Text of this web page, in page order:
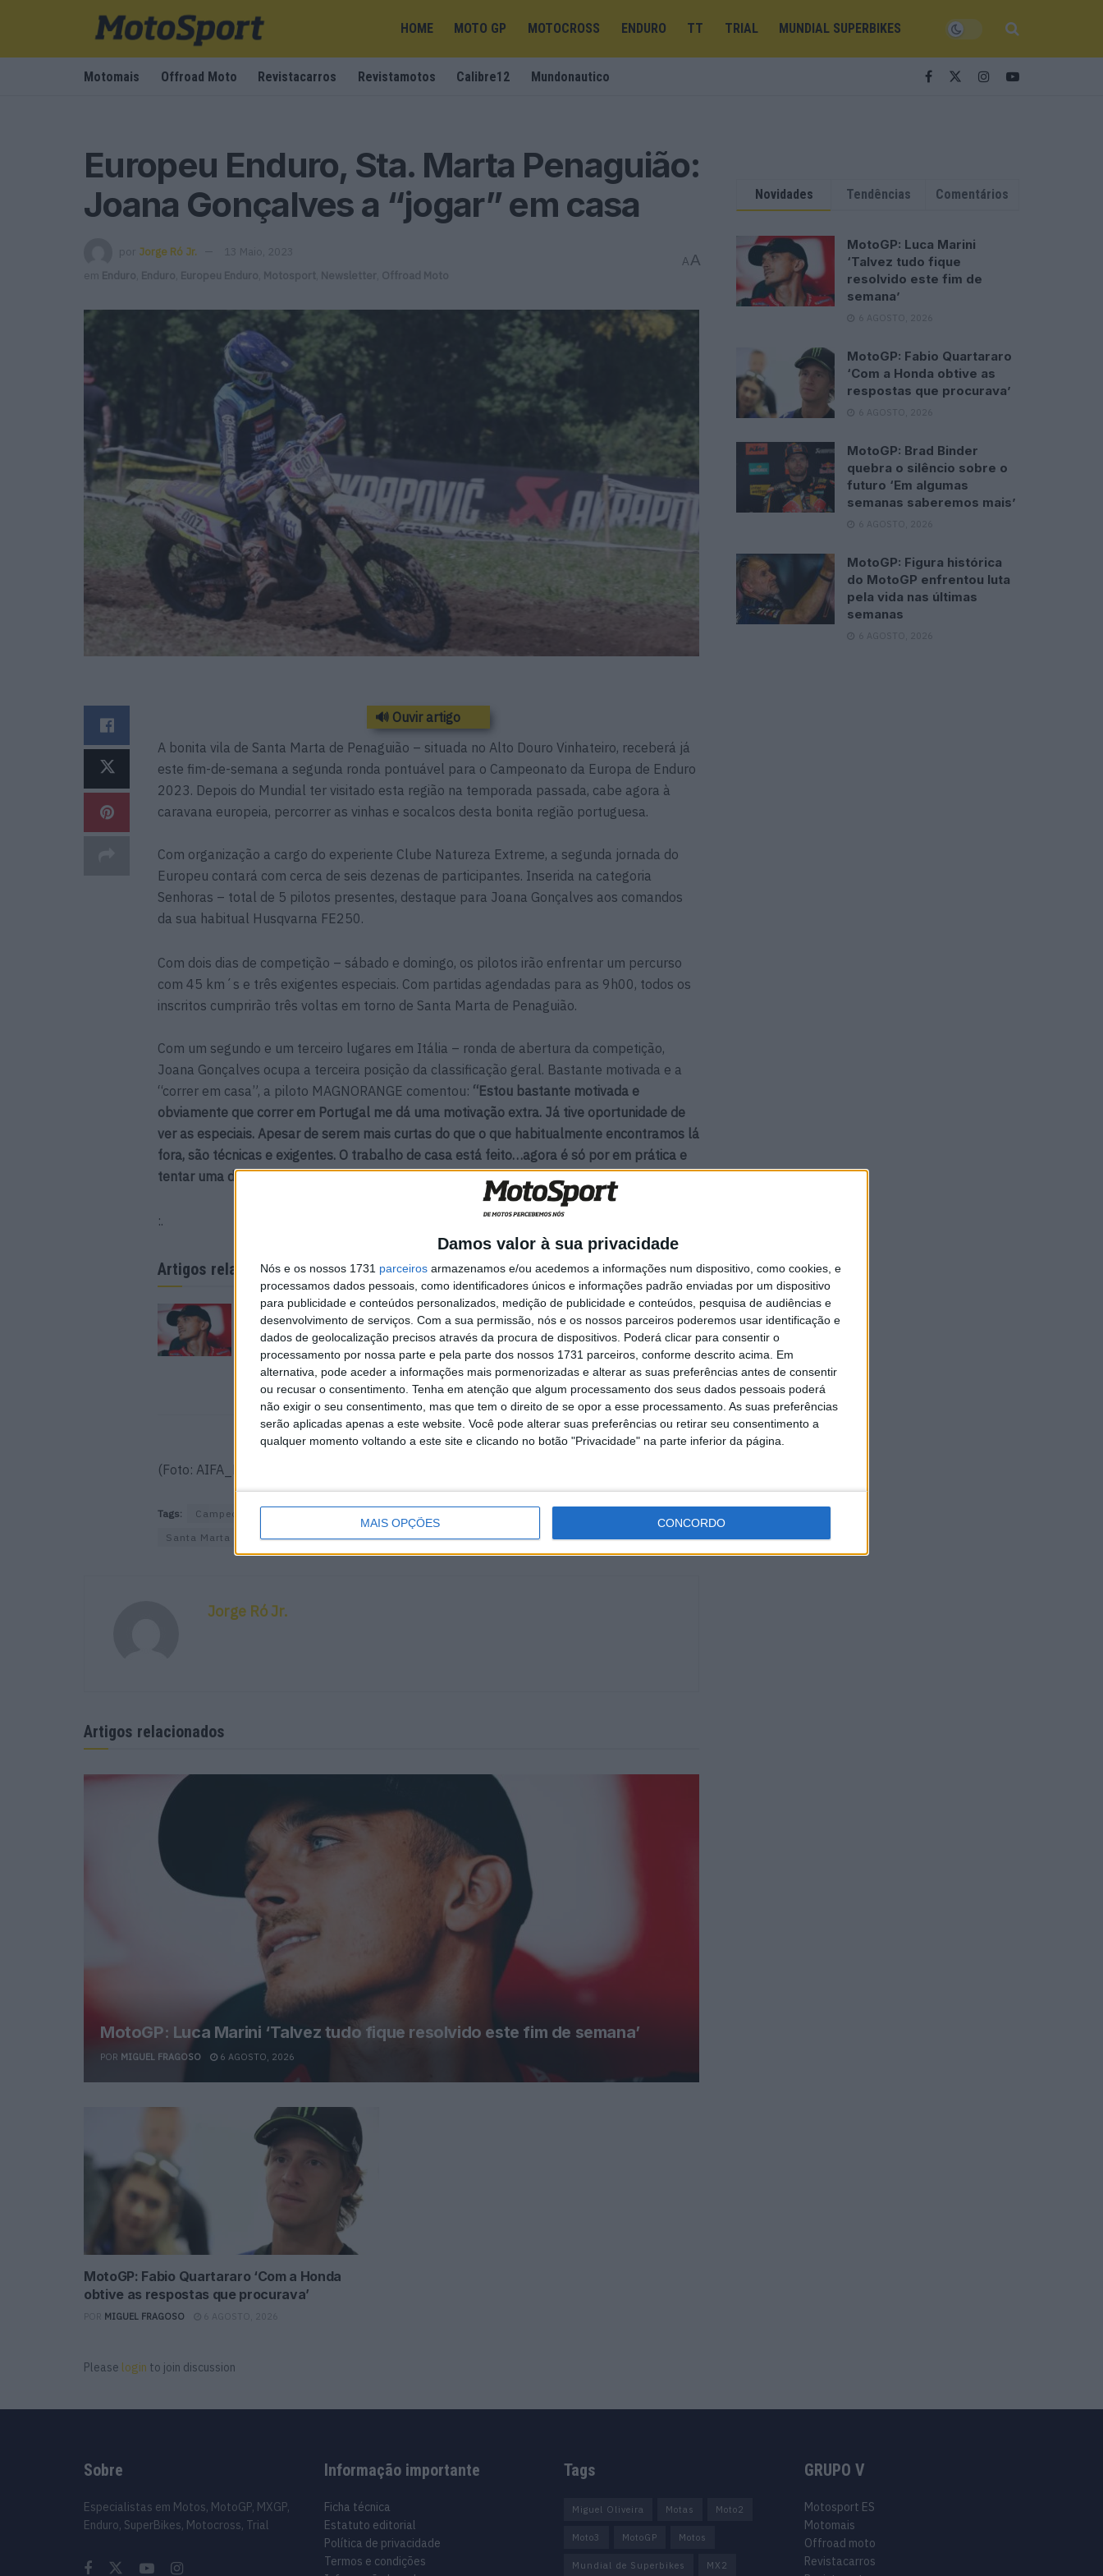
Damos valor à sua privacidade
Nós e os nossos 1731 parceiros armazenamos e/ou acedemos a informações num dispositivo, como cookies, e
processamos dados pessoais, como identificadores únicos e informações padrão enviadas por um dispositivo
para publicidade e conteúdos personalizados, medição de publicidade e conteúdos, pesquisa de audiências e
desenvolvimento de serviços. Com a sua permissão, nós e os nossos parceiros poderemos usar identificação e
dados de geolocalização precisos através da procura de dispositivos. Poderá clicar para consentir o
processamento por nossa parte e pela parte dos nossos 1731 parceiros, conforme descrito acima. Em
alternativa, pode aceder a informações mais pormenorizadas e alterar as suas preferências antes de consentir
ou recusar o consentimento. Tenha em atenção que algum processamento dos seus dados pessoais poderá
não exigir o seu consentimento, mas que tem o direito de se opor a esse processamento. As suas preferências
serão aplicadas apenas a este website. Você pode alterar suas preferências ou retirar seu consentimento a
qualquer momento voltando a este site e clicando no botão "Privacidade" na parte inferior da página.
MAIS OPÇÕES CONCORDO
HOME MOTO GP MOTOCROSS ENDURO TT TRIAL MUNDIAL SUPERBIKES
Motomais Offroad Moto Revistacarros Revistamotos Calibre12 Mundonautico
Europeu Enduro, Sta. Marta Penaguião:
Joana Gonçalves a “jogar” em casa
por Jorge Ró Jr.
13 Maio, 2023
em
Enduro Enduro Europeu Enduro Motosport Newsletter Offroad Moto
AA
🔊 Ouvir artigo
A bonita vila de Santa Marta de Penaguião – situada no Alto Douro Vinhateiro, receberá já
este fim-de-semana a segunda ronda pontuável para o Campeonato da Europa de Enduro
2023. Depois do Mundial ter visitado esta região na temporada passada, cabe agora à
caravana europeia, percorrer as vinhas e socalcos desta bonita região portuguesa.
Com organização a cargo do experiente Clube Natureza Extreme, a segunda jornada do
Europeu contará com cerca de seis dezenas de participantes. Inserida na categoria
Senhoras – total de 5 pilotos presentes, destaque para Joana Gonçalves aos comandos
da sua habitual Husqvarna FE250.
Com dois dias de competição – sábado e domingo, os pilotos irão enfrentar um percurso
com 45 km´s e três exigentes especiais. Com partidas agendadas para as 9h00, todos os
inscritos cumprirão três voltas em torno de Santa Marta de Penaguião.
Com um segundo e um terceiro lugares em Itália – ronda de abertura da competição,
Joana Gonçalves ocupa a terceira posição da classificação geral. Bastante motivada e a
“correr em casa”, a piloto MAGNORANGE comentou: “Estou bastante motivada e
obviamente que correr em Portugal me dá uma motivação extra. Já tive oportunidade de
ver as especiais. Apesar de serem mais curtas do que o que habitualmente encontramos lá
fora, são técnicas e exigentes. O trabalho de casa está feito…agora é só por em prática e
tentar uma dupla vitória em Portugal. Conto com o apoio de todos os portugueses”.
:.
Artigos relacionados
MotoGP: Luca Marini ‘Talvez
tudo fique resolvido este fim
de semana’
6 AGOSTO, 2026
MotoGP: Fabio Quartararo
‘Com a Honda obtive as
respostas que procurava’
6 AGOSTO, 2026
(Foto: AIFA_NA)
Tags: Campeonato Europeu Enduro
Santa Marta de Penaguião
senhoras
Jorge Ró Jr.
Artigos relacionados
MotoGP: Luca Marini ‘Talvez tudo fique resolvido este fim de semana’
POR MIGUEL FRAGOSO 6 AGOSTO, 2026
MotoGP: Fabio Quartararo ‘Com a Honda
obtive as respostas que procurava’
MIGUEL FRAGOSO 6 AGOSTO, 2026
Please login to join discussion
Novidades Tendências Comentários
MotoGP: Luca Marini
‘Talvez tudo fique
resolvido este fim de
semana’
6 AGOSTO, 2026
MotoGP: Fabio Quartararo
‘Com a Honda obtive as
respostas que procurava’
6 AGOSTO, 2026
MotoGP: Brad Binder
quebra o silêncio sobre o
futuro ‘Em algumas
semanas saberemos mais’
6 AGOSTO, 2026
MotoGP: Figura histórica
do MotoGP enfrentou luta
pela vida nas últimas
semanas
6 AGOSTO, 2026
Sobre
Especialistas em Motos, MotoGP, MXGP,
Enduro, SuperBikes, Motocross, Trial
Informação importante
Ficha técnica
Estatuto editorial
Política de privacidade
Termos e condições
Tags
Miguel Oliveira Motas Moto2
Moto3 MotoGP Motos
Mundial de Superbikes MX2
GRUPO V
Motosport ES
Motomais
Offroad moto
Revistacarros